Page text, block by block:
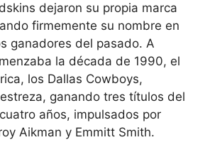
dejaron su propia marca
firmemente su nombre en
ganadores del pasado. A
la década de 1990, el
los Dallas Cowboys,
ganando tres títulos del
años, impulsados por
Aikman y Emmitt Smith.